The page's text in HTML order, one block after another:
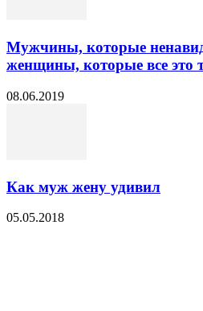
Мужчины, которые
женщины, которые все это
08.06.2019
Как муж жену удивил
05.05.2018